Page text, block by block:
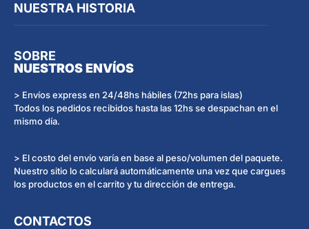
NUESTRA HISTORIA
SOBRE
NUESTROS ENVÍOS
> Envíos express en 24/48hs hábiles (72hs para islas)
Todos los pedidos recibidos hasta las 12hs se despachan en el
mismo día.
> El costo del envío varía en base al peso/volumen del paquete.
Nuestro sitio lo calculará automáticamente una vez que cargues
los productos en el carrito y tu dirección de entrega.
CONTACTOS